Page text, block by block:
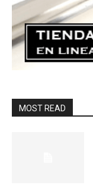
MOST READ